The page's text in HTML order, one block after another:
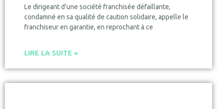
Le dirigeant d’une société franchisée défaillante,
condamné en sa qualité de caution solidaire, appelle le
franchiseur en garantie, en reprochant à ce
LIRE LA SUITE »